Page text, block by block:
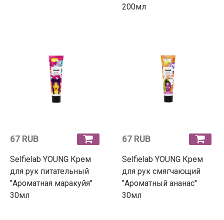
200мл
67 RUB
Selfielab YOUNG Крем
для рук питательный
"Ароматная маракуйя"
30мл
67 RUB
Selfielab YOUNG Крем
для рук смягчающий
"Ароматный ананас"
30мл